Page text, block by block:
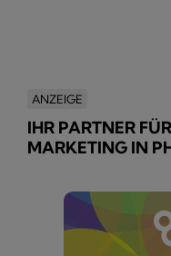
ANZEIGE
IHR PARTNER
MARKETING IN